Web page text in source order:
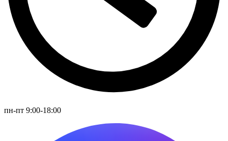
пн-пт 9:00-18:00